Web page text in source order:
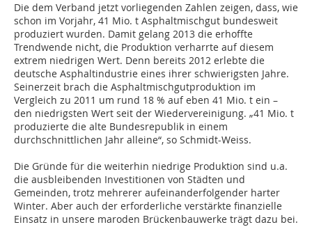
Die dem Verband jetzt vorliegenden Zahlen zeigen, dass, wie
schon im Vorjahr, 41 Mio. t Asphaltmischgut bundesweit
produziert wurden. Damit gelang 2013 die erhoffte
Trendwende nicht, die Produktion verharrte auf diesem
extrem niedrigen Wert. Denn bereits 2012 erlebte die
deutsche Asphaltindustrie eines ihrer schwierigsten Jahre.
Seinerzeit brach die Asphaltmischgutproduktion im
Vergleich zu 2011 um rund 18 % auf eben 41 Mio. t ein –
den niedrigsten Wert seit der Wiedervereinigung. „41 Mio. t
produzierte die alte Bundesrepublik in einem
durchschnittlichen Jahr alleine“, so Schmidt-Weiss.
Die Gründe für die weiterhin niedrige Produktion sind u.a.
die ausbleibenden Investitionen von Städten und
Gemeinden, trotz mehrerer aufeinanderfolgender harter
Winter. Aber auch der erforderliche verstärkte finanzielle
Einsatz in unsere maroden Brückenbauwerke trägt dazu bei.